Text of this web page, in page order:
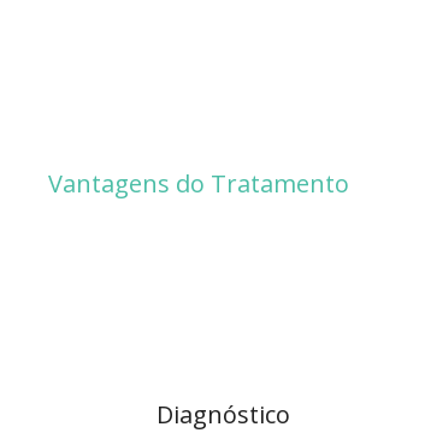
Vantagens do Tratamento
Diagnóstico